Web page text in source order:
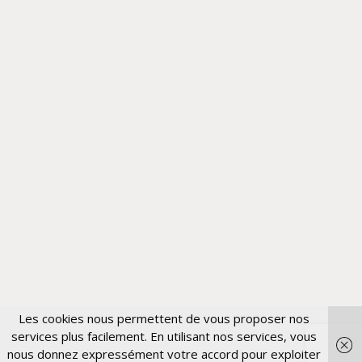
Les cookies nous permettent de vous proposer nos
services plus facilement. En utilisant nos services, vous
nous donnez expressément votre accord pour exploiter